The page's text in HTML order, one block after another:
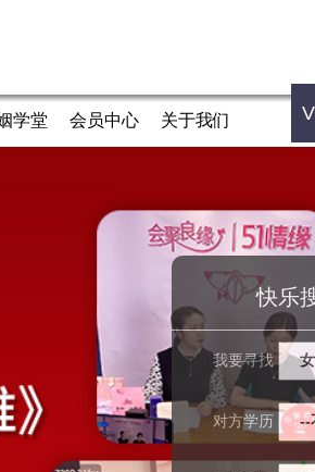
学堂 会员中心 关于我们
快乐
我要寻找
对方学历